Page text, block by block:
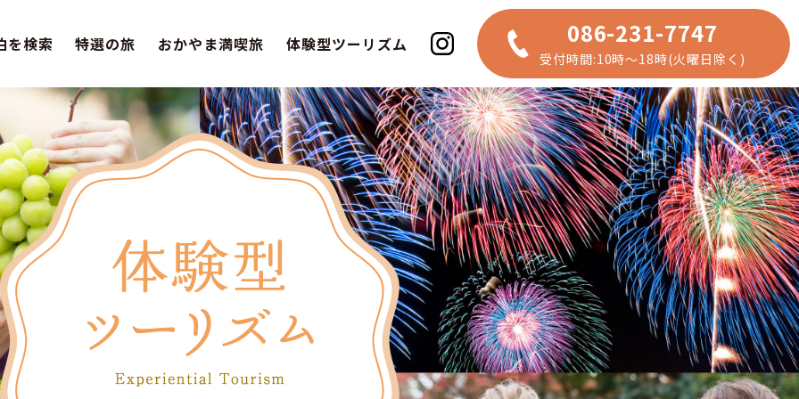
を検索 特選の旅 おかやま満喫旅 体験型ツーリズム 086-231-7747
受付時間:10時～18時(火曜日除く)